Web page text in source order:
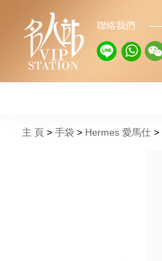
聯絡我們
主 頁 手袋 Hermes 愛馬仕